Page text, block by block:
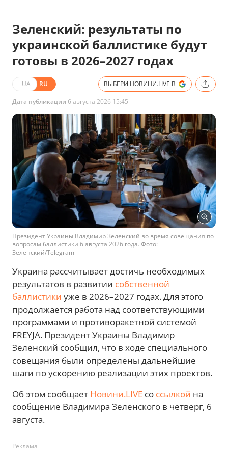
Зеленский: результаты по
украинской баллистике будут
готовы в 2026–2027 годах
UA RU ВЫБЕРИ НОВИНИ.LIVE В
Дата публикации 6 августа 2026 15:45
Президент Украины Владимир Зеленский во время совещания по
вопросам баллистики 6 августа 2026 года. Фото:
Зеленский/Telegram
Украина рассчитывает достичь необходимых
результатов в развитии собственной
баллистики уже в 2026–2027 годах. Для этого
продолжается работа над соответствующими
программами и противоракетной системой
FREYJA. Президент Украины Владимир
Зеленский сообщил, что в ходе специального
совещания были определены дальнейшие
шаги по ускорению реализации этих проектов.
Об этом сообщает Новини.LIVE со ссылкой на
сообщение Владимира Зеленского в четверг, 6
августа.
Реклама